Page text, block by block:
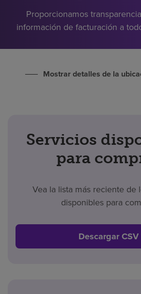
Proporcionamos
información de facturación a
Mostrar detalles de la
Servicios
para
Vea la lista más reciente de
disponibles para
Descargar CSV